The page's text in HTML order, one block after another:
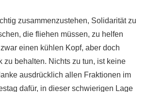
zusammenzustehen, Solidarität zu
die fliehen müssen, zu helfen
einen kühlen Kopf, aber doch
zu behalten. Nichts zu tun, ist keine
ausdrücklich allen Fraktionen im
dafür, in dieser schwierigen Lage